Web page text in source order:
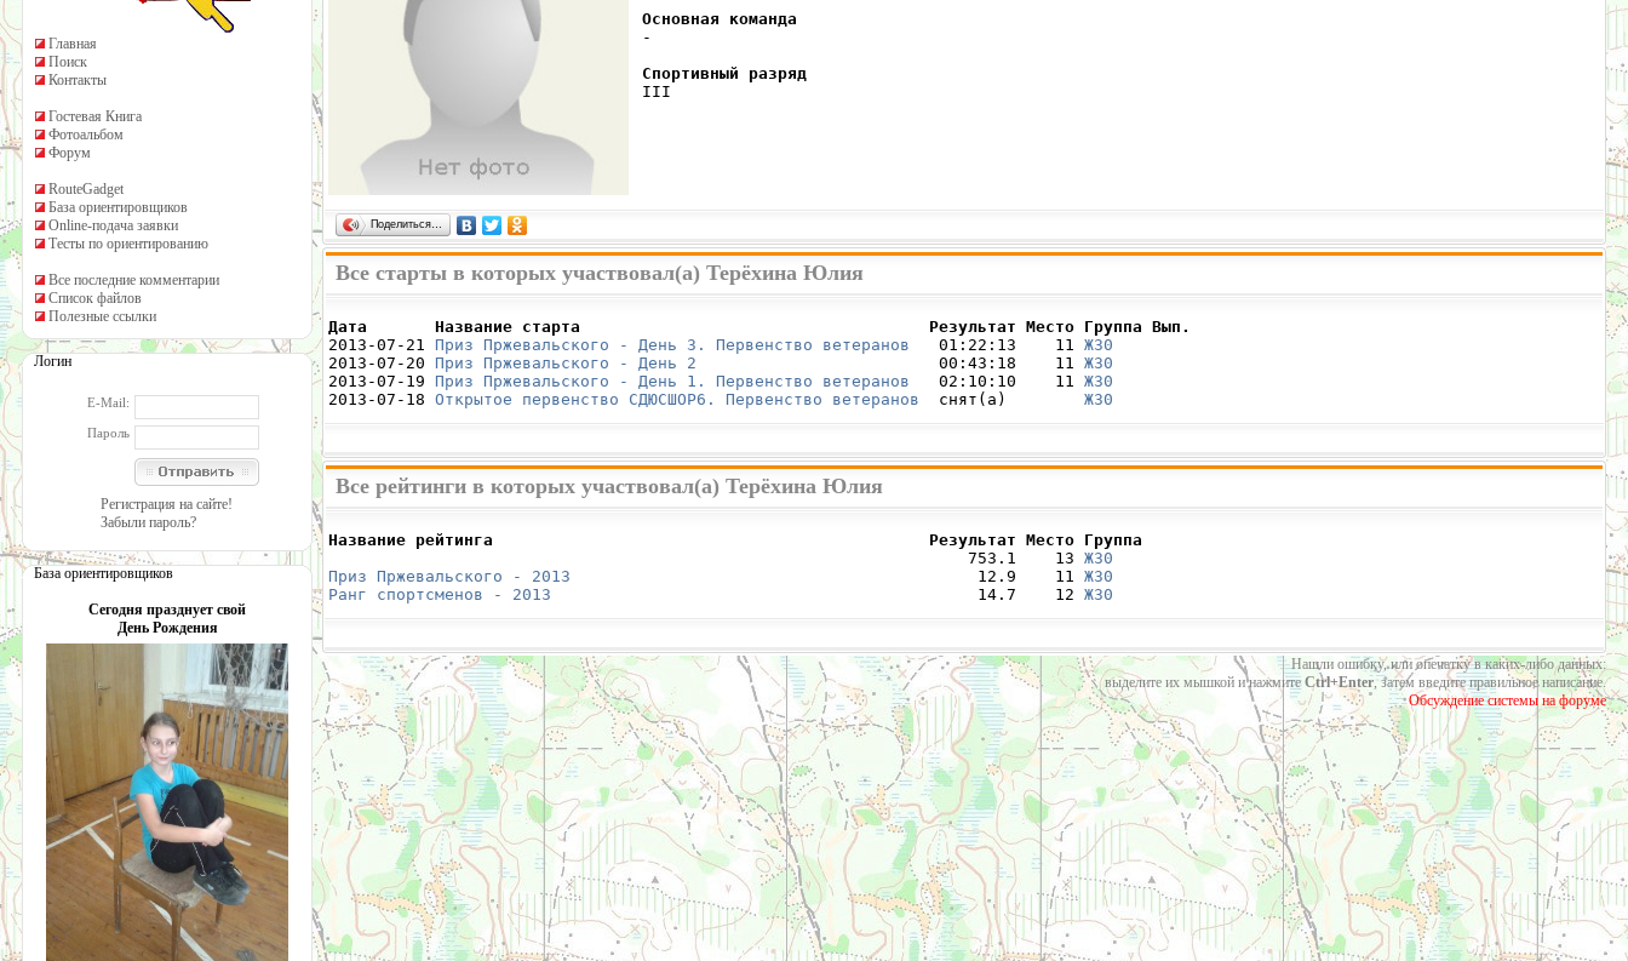
Главная
Поиск
Контакты
Гостевая Книга
Фотоальбом
Форум
RouteGadget
База ориентировщиков
Online-подача заявки
Тесты по ориентированию
Все последние комментарии
Список файлов
Полезные ссылки
Логин
E-Mail:
Пароль
Регистрация на сайте!
Забыли пароль?
База ориентировщиков
Сегодня празднует свой
День Рождения
Основная команда
-
Спортивный разряд
III
Поделиться…
Все старты в которых участвовал(а) Терёхина Юлия
Дата       Название старта                                    Результат Место Группа Вып.
2013-07-21 Приз Пржевальского - День 3. Первенство ветеранов
   01:22:13    11
Ж30
2013-07-20 Приз Пржевальского - День 2
                         00:43:18    11
Ж30
2013-07-19 Приз Пржевальского - День 1. Первенство ветеранов
   02:10:10    11
Ж30
2013-07-18 Открытое первенство СДЮСШОР6. Первенство ветеранов
  снят(а)
Ж30
Все рейтинги в которых участвовал(а) Терёхина Юлия
Название рейтинга                                             Результат Место Группа
                                                                  753.1    13
Ж30
Приз Пржевальского - 2013
                                          12.9    11
Ж30
Ранг спортсменов - 2013
                                            14.7    12
Ж30
Нашли ошибку, или опечатку в каких-либо данных:
выделите их мышкой и нажмите Ctrl+Enter, затем введите правильное написание.
Обсуждение системы на форуме